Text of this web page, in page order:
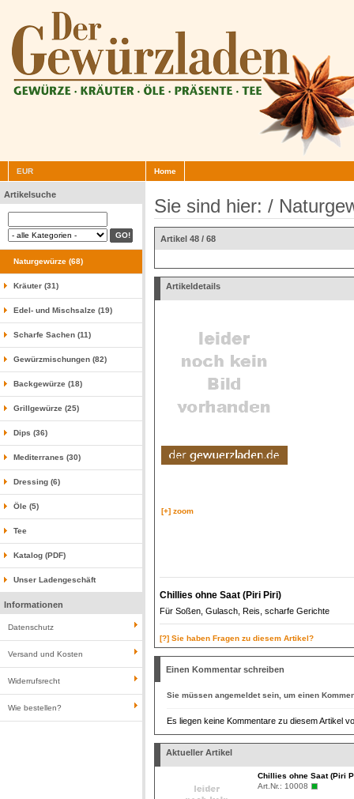
EUR Home
Artikelsuche
Naturgewürze (68)
Kräuter (31)
Edel- und Mischsalze (19)
Scharfe Sachen (11)
Gewürzmischungen (82)
Backgewürze (18)
Grillgewürze (25)
Dips (36)
Mediterranes (30)
Dressing (6)
Öle (5)
Tee
Katalog (PDF)
Unser Ladengeschäft
Informationen
Datenschutz
Versand und Kosten
Widerrufsrecht
Wie bestellen?
Sie sind hier: /
Artikel 48 / 68
Artikeldetails
[+] zoom
Chillies ohne Saat (Piri Piri)
Für Soßen, Gulasch, Reis, scharfe Gerichte
[?] Sie haben Fragen zu diesem Artikel?
Einen Kommentar schreiben
Sie müssen angemeldetsein, um einen
Es liegen keine Kommentare zu diesem Artikel
Aktueller Artikel
Chillies ohne Saat (Piri
Art.Nr.: 10008